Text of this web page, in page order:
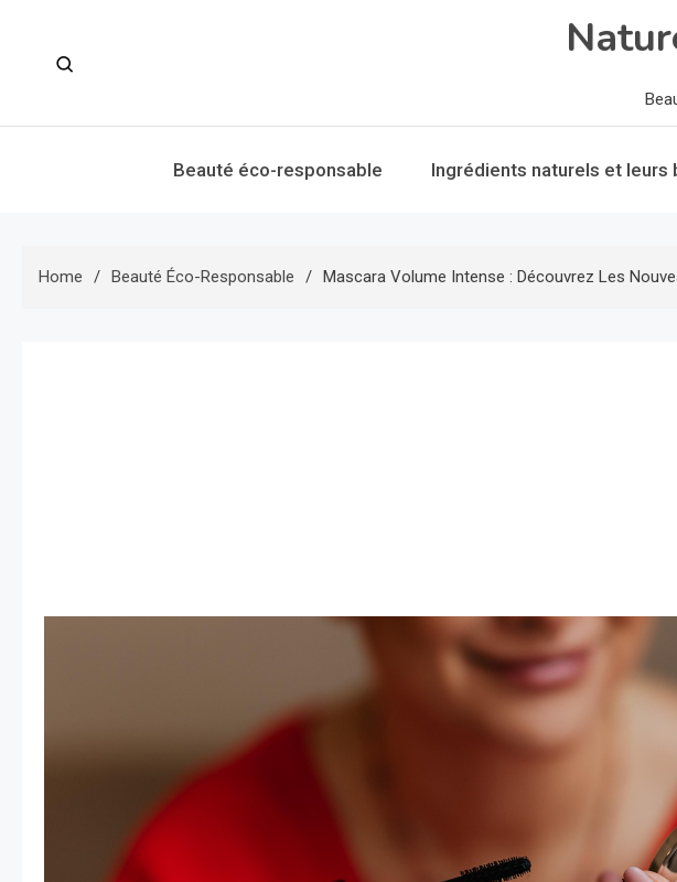
Beauté éco-responsable Ingrédients naturels et leurs
Home Beauté Éco-Responsable Mascara Volume Intense : Découvrez Les